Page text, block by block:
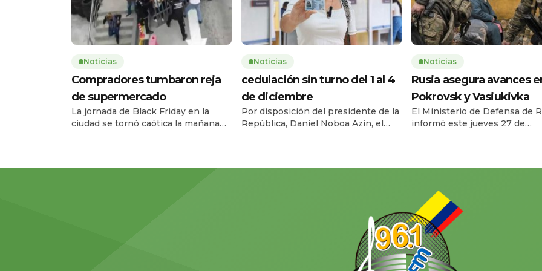
Noticias
Compradores tumbaron reja
de supermercado
La jornada de Black Friday en la
ciudad se tornó caótica la mañana
ubicado en la avenida Carlos Julio
Noticias
cedulación sin turno del 1 al 4
de diciembre
Por disposición del presidente de la
República, Daniel Noboa Azín, el
diciembre de 2025, en horario de
Noticias
Rusia asegura avances
Pokrovsk y Vasiukivka
El Ministerio de Defensa de
informó este jueves 27 de
Donbás. Según el parte
tropas rusas amenazar a
desde el suroeste y acercar el
a unos […]